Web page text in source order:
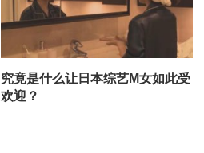
究竟是什么让日本综艺M女如此受
欢迎？